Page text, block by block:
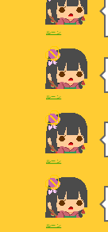
ルーン
ルーン
ルーン
ルーン